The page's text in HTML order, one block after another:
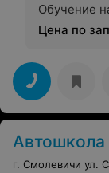
Обучение
Цена по
Автошкола
г. Смолевичи ул.